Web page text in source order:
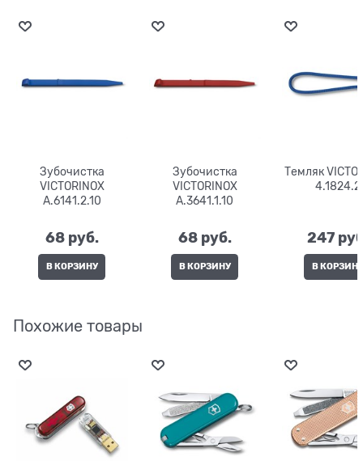
Зубочистка
VICTORINOX
A.6141.2.10
68 руб.
В КОРЗИНУ
Зубочистка
VICTORINOX
A.3641.1.10
68 руб.
В КОРЗИНУ
Темляк
4.1824.2
247
В КОРЗИНУ
Похожие товары